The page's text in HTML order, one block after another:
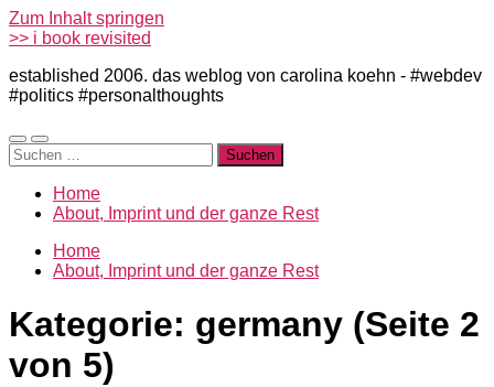
Zum Inhalt springen
>> i book revisited
established 2006. das weblog von carolina koehn - #webdev
#politics #personalthoughts
Mobile-
Menü
Suchfeld
ein-/ausblenden
Suchen
nach:
Home
About, Imprint und der ganze Rest
Home
About, Imprint und der ganze Rest
Kategorie: germany (Seite 2
von 5)